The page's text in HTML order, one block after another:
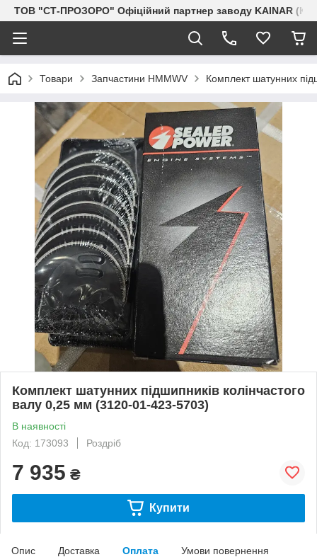
ТОВ "СТ-ПРОЗОРО" Офіційний партнер заводу KAINAR
Товари Запчастини HMMWV Комплект шатунних
Комплект шатунних підшипників колінчастого
валу 0,25 мм (3120-01-423-5703)
В наявності
Код: 173093
Роздріб
7 935 ₴
Купити
Опис Доставка Оплата Умови повернення